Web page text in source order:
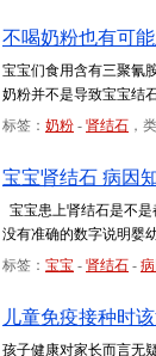
不喝奶粉也有可
宝宝们食用含有三聚氰
奶粉并不是导致宝宝结
标签： 奶粉 - 肾结石 ，
宝宝肾结石 病因
宝宝患上肾结石是不
没有准确的数字说明婴
标签： 宝宝 - 肾结石 -
儿童免疫接种时
孩子健康对家长而言无